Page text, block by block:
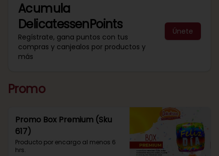
Acumula
DelicatessenPoints
Regístrate, gana puntos con tus
compras y canjealos por productos y
más
Únete
Promo
Promo Box Premium (Sku
617)
Producto por encargo al menos 6
hrs.